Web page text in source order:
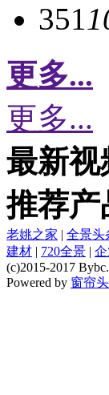
351
更多...
更多...
最新视
推荐产
老姚之家 | 全景头
建材 | 720全景 |
(c)2015-2017
Powered by 窗帘